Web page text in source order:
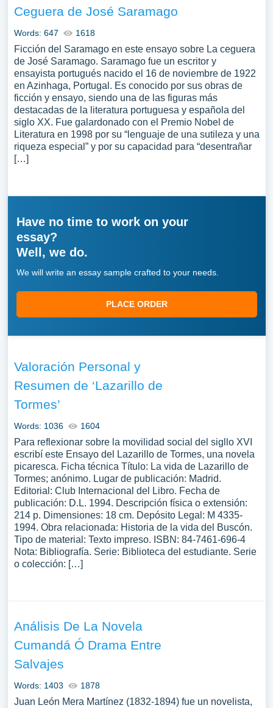
Ceguera de José Saramago
Words: 647 1618
Ficción del Saramago en este ensayo sobre La ceguera
de José Saramago. Saramago fue un escritor y
ensayista portugués nacido el 16 de noviembre de 1922
en Azinhaga, Portugal. Es conocido por sus obras de
ficción y ensayo, siendo una de las figuras más
destacadas de la literatura portuguesa y española del
siglo XX. Fue galardonado con el Premio Nobel de
Literatura en 1998 por su “lenguaje de una sutileza y una
riqueza especial” y por su capacidad para “desentrañar
[…]
Have no time to work on your
essay?
Well, we do.
We will write an essay sample crafted to your needs.
PLACE ORDER
Valoración Personal y
Resumen de ‘Lazarillo de
Tormes’
Words: 1036 1604
Para reflexionar sobre la movilidad social del sigllo XVI
escribí este Ensayo del Lazarillo de Tormes, una novela
picaresca. Ficha técnica Título: La vida de Lazarillo de
Tormes; anónimo. Lugar de publicación: Madrid.
Editorial: Club Internacional del Libro. Fecha de
publicación: D.L. 1994. Descripción física o extensión:
214 p. Dimensiones: 18 cm. Depósito Legal: M 4335-
1994. Obra relacionada: Historia de la vida del Buscón.
Tipo de material: Texto impreso. ISBN: 84-7461-696-4
Nota: Bibliografía. Serie: Biblioteca del estudiante. Serie
o colección: […]
Análisis De La Novela
Cumandá Ó Drama Entre
Salvajes
Words: 1403 1878
Juan León Mera Martínez (1832-1894) fue un novelista,